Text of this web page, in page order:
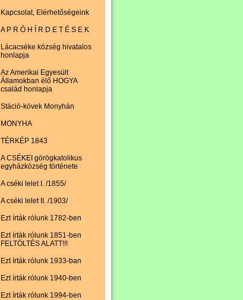
Kapcsolat, Elérhetőségeink
A P R Ó H Í R D E T É S E K
Lácacséke község hivatalos
honlapja
Az Amerikai Egyesült
Államokban élő HOGYA
család honlapja
Stáció-kövek Monyhán
MONYHA
TÉRKÉP 1843
A CSÉKEI görögkatolikus
egyházközség története
A cséki lelet I. /1855/
A cséki lelet II. /1903/
Ezt írták rólunk 1782-ben
Ezt írták rólunk 1851-ben
FELTÖLTÉS ALATT!!!
Ezt írták rólunk 1933-ban
Ezt írták rólunk 1940-ben
Ezt írták rólunk 1994-ben